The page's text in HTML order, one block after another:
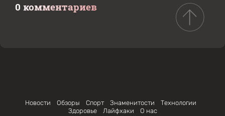
0 комментариев
Новости Обзоры Спорт Знаменитости
Технологии
Здоровье
Лайфхаки О нас